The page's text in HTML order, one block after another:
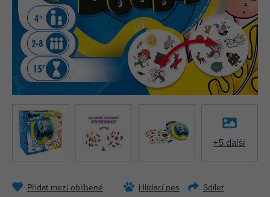
+5 další
Přidat mezi oblíbené Hlídací pes Sdílet